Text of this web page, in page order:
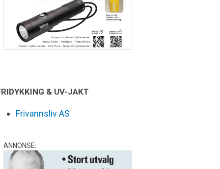
& UV-JAKT
Frivannsliv AS
ANNONSE: